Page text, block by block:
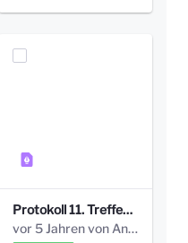
Protokoll 11. Treffen 20150901 AG Bismarckplatz.pdf
vor 5 Jahren von Anni Schlumberger